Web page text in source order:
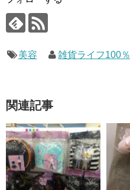
美容 雑貨ライフ100％
関連記事